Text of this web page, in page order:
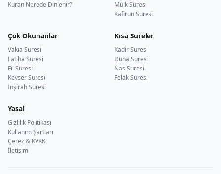
Kuran Nerede Dinlenir?
Mülk Suresi
Kafirun Suresi
Çok Okunanlar
Vakıa Suresi
Fatiha Suresi
Fil Suresi
Kevser Suresi
İnşirah Suresi
Kısa Sureler
Kadir Suresi
Duha Suresi
Nas Suresi
Felak Suresi
Yasal
Gizlilik Politikası
Kullanım Şartları
Çerez & KVKK
İletişim